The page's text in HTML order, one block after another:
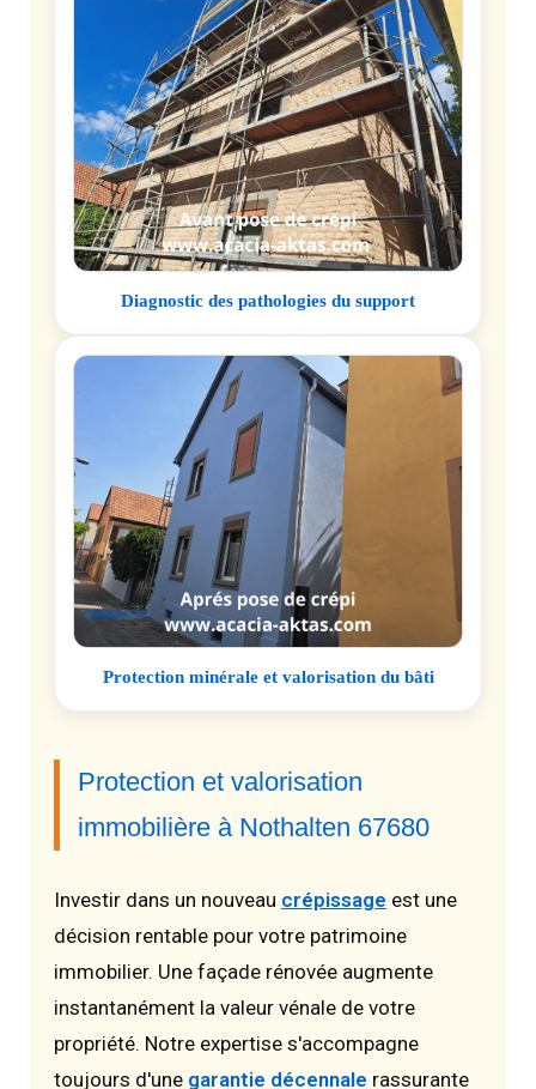
Diagnostic des pathologies du support
Protection minérale et valorisation du bâti
Protection et valorisation
immobilière à Nothalten 67680
Investir dans un nouveau crépissage est une
décision rentable pour votre patrimoine
immobilier. Une façade rénovée augmente
instantanément la valeur vénale de votre
propriété. Notre expertise s'accompagne
toujours d'une garantie décennale rassurante